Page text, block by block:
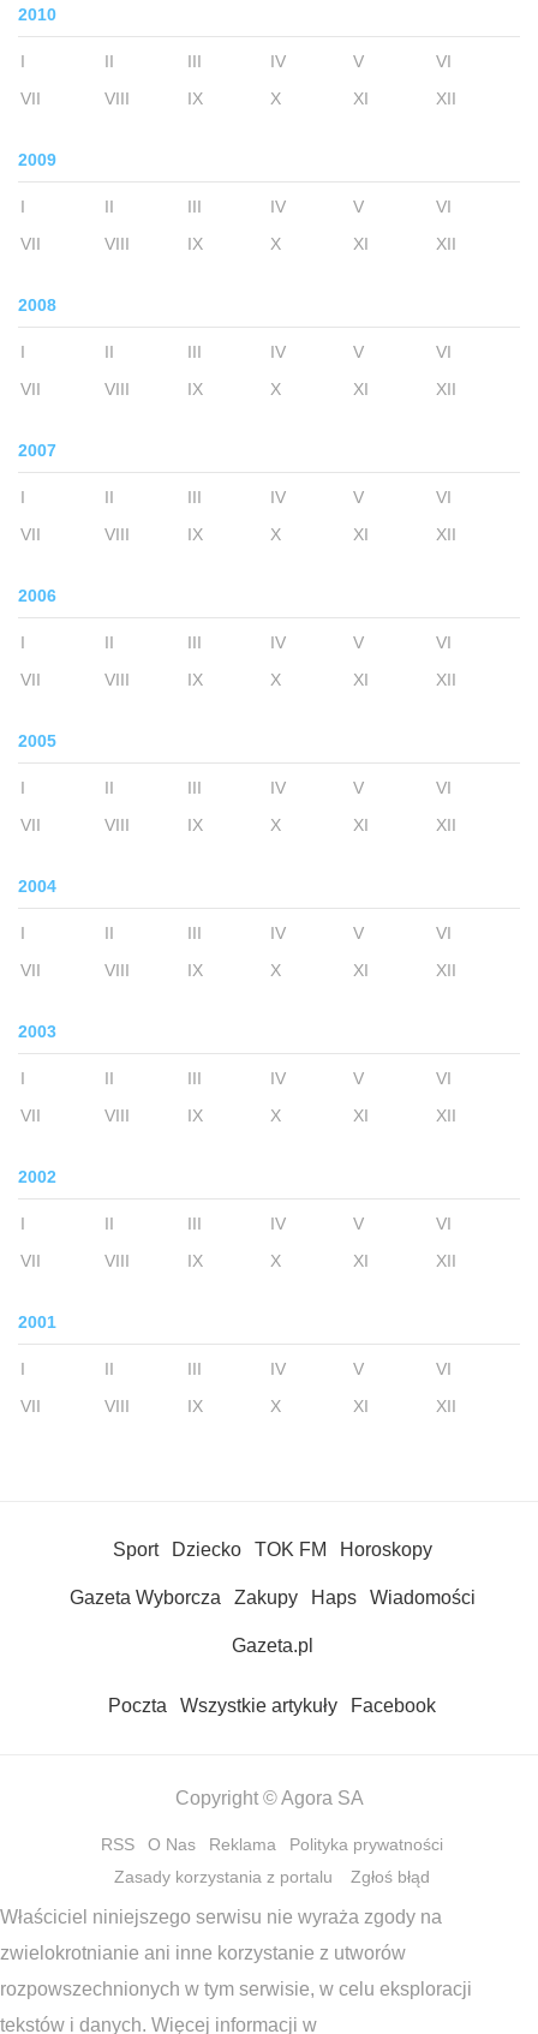
2010
I II III IV V
VI
VII
VIII IX X XI XII
2009
I II III IV V
VI
VII
VIII IX X XI XII
2008
I II III IV V
VI
VII
VIII IX X XI XII
2007
I II III IV V
VI
VII
VIII IX X XI XII
2006
I II III IV V
VI
VII
VIII IX X XI XII
2005
I II III IV V
VI
VII
VIII IX X XI XII
2004
I II III IV V
VI
VII
VIII IX X XI XII
2003
I II III IV V
VI
VII
VIII IX X XI XII
2002
I II III IV V
VI
VII
VIII IX X XI XII
2001
I II III IV V
VI
VII
VIII IX X XI XII
Sport Dziecko TOK FM Horoskopy
Gazeta Wyborcza Zakupy Haps Wiadomości
Gazeta.pl
Poczta Wszystkie artykuły Facebook
Copyright © Agora SA
RSS O Nas Reklama
Polityka prywatności
Zasady korzystania z portalu
Zgłoś błąd
Właściciel niniejszego serwisu nie wyraża zgody na
zwielokrotnianie ani inne korzystanie z utworów
rozpowszechnionych w tym serwisie, w celu eksploracji
tekstów i danych. Więcej informacji w